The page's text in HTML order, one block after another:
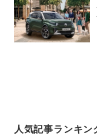
人気記事ランキン